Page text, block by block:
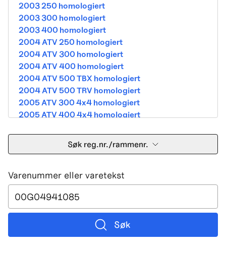
2003 250 homologiert
2003 300 homologiert
2003 400 homologiert
2004 ATV 250 homologiert
2004 ATV 300 homologiert
2004 ATV 400 homologiert
2004 ATV 500 TBX homologiert
2004 ATV 500 TRV homologiert
2005 ATV 300 4x4 homologiert
2005 ATV 400 4x4 homologiert
2005 ATV 500 TRV homologiert
2005 ATV 500i 4x4A homologiert
2005 DVX 400 street homologiert
2006 250 Utility Street Legal
2006 400 Street Legal
2006 400 3in1 Street Legal
2006 400 dvx street-2x4 homologated b390b
2006 500 4x4A Street Legal
Søk reg.nr./rammenr.
Varenummer eller varetekst
Søk